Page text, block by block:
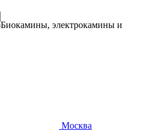
Биокамины, электрокамины и
Москва